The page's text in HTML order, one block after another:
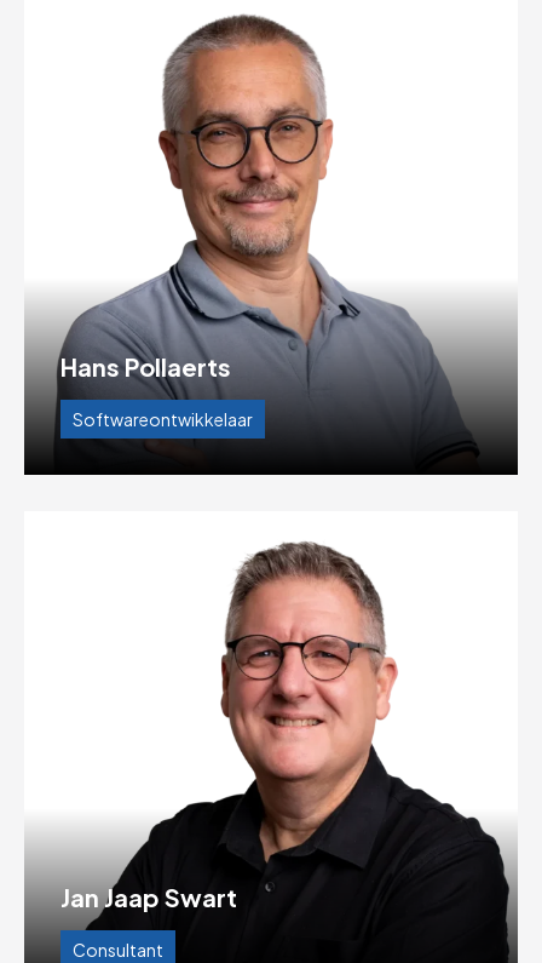
Hans Pollaerts
Softwareontwikkelaar
Jan Jaap Swart
Consultant